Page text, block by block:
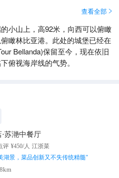
查看全部 
小山上，高92米，向西可以俯瞰
瞰林比亚港。此处的城堡已经在
Bellanda)保留至今，现在依旧
俯视海岸线的气势。
苏滟中餐厅
评 ¥450/人 江浙菜
湖景，菜品创新又不失传统精髓"